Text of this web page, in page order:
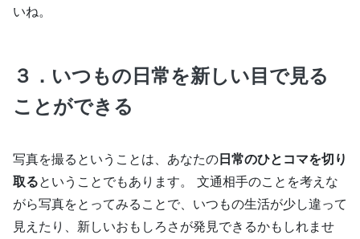
いね。
３．いつもの日常を新しい目で見る
ことができる
写真を撮るということは、あなたの日常のひとコマを切り
取るということでもあります。 文通相手のことを考えな
がら写真をとってみることで、いつもの生活が少し違って
見えたり、新しいおもしろさが発見できるかもしれませ